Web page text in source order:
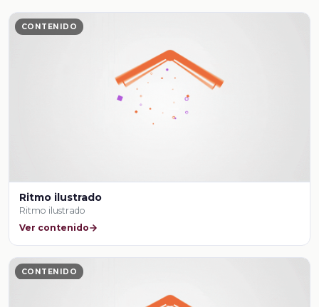
CONTENIDO
Ritmo ilustrado
Ritmo ilustrado
Ver contenido
CONTENIDO